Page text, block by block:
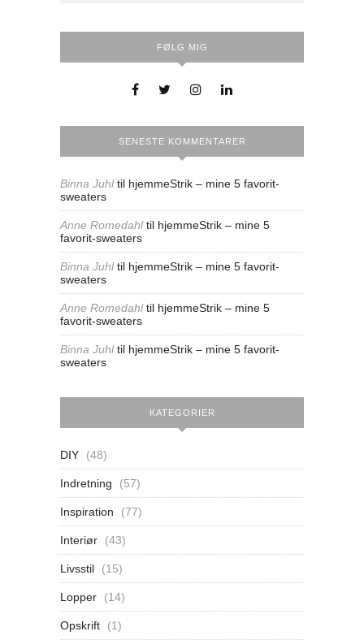
FØLG MIG
SENESTE KOMMENTARER
Binna Juhltil hjemmeStrik – mine 5 favorit-
sweaters
Anne Romedahltil hjemmeStrik – mine 5
favorit-sweaters
Binna Juhltil hjemmeStrik – mine 5 favorit-
sweaters
Anne Romedahltil hjemmeStrik – mine 5
favorit-sweaters
Binna Juhltil hjemmeStrik – mine 5 favorit-
sweaters
KATEGORIER
DIY (48)
Indretning (57)
Inspiration (77)
Interiør (43)
Livsstil (15)
Lopper (14)
Opskrift (1)